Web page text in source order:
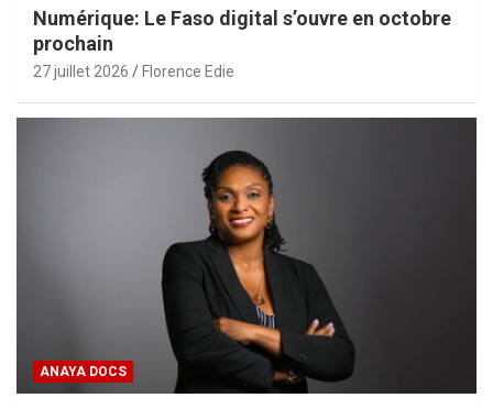
Numérique: Le Faso digital s’ouvre en octobre
prochain
27 juillet 2026 Florence Edie
ANAYA DOCS